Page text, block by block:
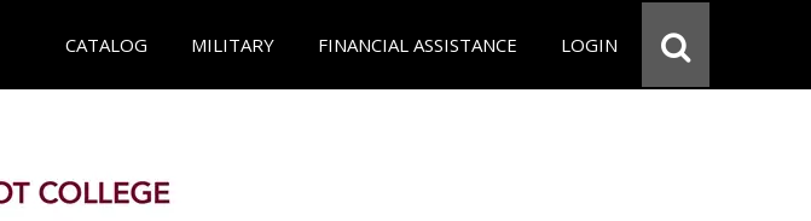
CATALOG MILITARY FINANCIAL ASSISTANCE LOGIN